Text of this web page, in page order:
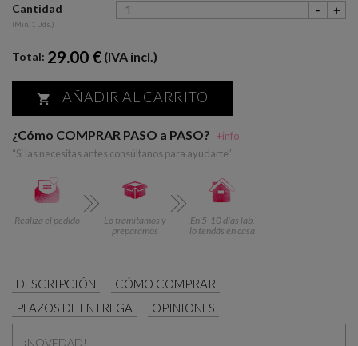
Cantidad
(Min. 1 Uds.)
Total: 29.00 € (IVA incl.)
 AÑADIR AL CARRITO
¿Cómo COMPRAR PASO a PASO? +info
“Si las necesitas antes consúltanos para ayudarte”
Realiza el pedido
Lo tramitamos y
preparamos
En 5-10 días lab.
lo tendás en casa
DESCRIPCIÓN
CÓMO COMPRAR
PLAZOS DE ENTREGA
OPINIONES
¡NOVEDAD!